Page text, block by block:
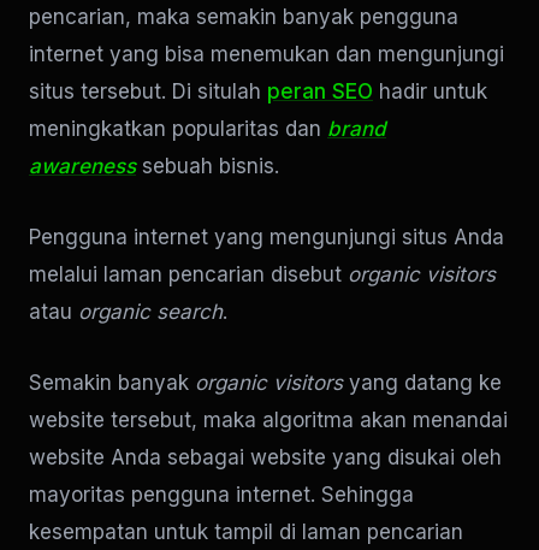
pencarian, maka semakin banyak pengguna
internet yang bisa menemukan dan mengunjungi
situs tersebut. Di situlah peran SEO hadir untuk
meningkatkan popularitas dan brand
awareness sebuah bisnis.
Pengguna internet yang mengunjungi situs Anda
melalui laman pencarian disebut organic visitors
atau organic search.
Semakin banyak organic visitorsyang datang ke
website tersebut, maka algoritma akan menandai
website Anda sebagai website yang disukai oleh
mayoritas pengguna internet. Sehingga
kesempatan untuk tampil di laman pencarian